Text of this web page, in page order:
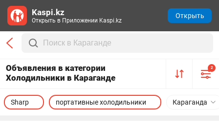
Объявления в категории
Холодильники в Караганде
2
Караганда
Sharp портативные холодильники
Kaspi.kz
Открыть в Приложении Kaspi.kz
Открыть